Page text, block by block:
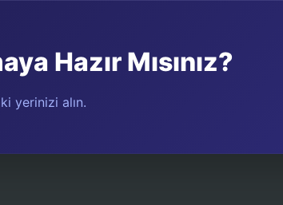
Hazır Mısınız?
yerinizi alın.